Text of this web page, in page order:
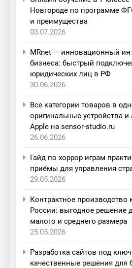
Новгороде по программе
и преимущества
03.07.2026
MRnet — инновационный
бизнеса: быстрый
юридических лиц в РФ
30.06.2026
Все категории товаров в
оригинальные устройства и
Apple на sensor-studio.ru
26.06.2026
Гайд по хоррор играм
приёмы для управления
29.05.2026
Контрактное производство
России: выгодное решение
малого и среднего размера
25.05.2026
Разработка сайтов под
качественные решения для